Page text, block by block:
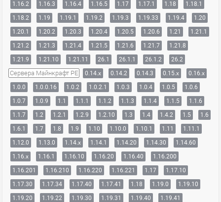
1.16.2
1.16.3 1.16.4 1.16.5 1.17 1.17.1 1.18
1.18.1
1.18.2
1.19 1.19.1 1.19.2 1.19.3 1.19.33 1.19.4
1.20
1.20.1
1.20.2 1.20.3 1.20.4 1.20.5 1.20.6 1.21
1.21.1
1.21.2
1.21.3 1.21.4 1.21.5 1.21.6 1.21.7
1.21.8
1.21.9
1.21.10 1.21.11 26.1 26.1.1 26.1.2 26.2
Сервера Майнкрафт PE 0.14.x 0.14.2 0.14.3 0.15.x
0.16.x
1.0.0
1.0.0.16 1.0.2 1.0.2.1 1.0.3 1.0.4 1.0.5
1.0.6
1.0.7
1.0.9 1.1 1.1.1 1.1.2 1.1.3 1.1.4 1.1.5
1.1.6
1.1.7
1.2 1.2.1 1.2.9 1.2.10 1.3 1.4 1.4.2 1.5
1.6
1.6.1
1.7 1.8 1.9 1.10 1.10.0 1.10.1 1.11
1.11.1
1.12.0
1.13.0 1.14.x 1.14.1 1.14.20 1.14.30
1.14.60
1.16.x
1.16.1 1.16.10 1.16.20 1.16.40
1.16.200
1.16.201
1.16.210 1.16.220 1.16.221 1.17
1.17.10
1.17.30
1.17.34 1.17.40 1.17.41 1.18 1.19.0
1.19.10
1.19.20
1.19.22 1.19.30 1.19.31 1.19.40
1.19.41